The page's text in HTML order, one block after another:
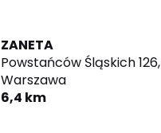
ZANETA
Powstańców Śląskich 126,
Warszawa
6,4 km